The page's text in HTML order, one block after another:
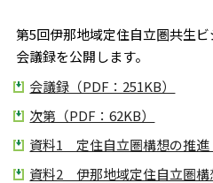
第5回伊那地域定住自立圏共生
会議録を公開します。
会議録（PDF：251KB）
次第（PDF：62KB）
資料1 定住自立圏構想の推進
資料2 伊那地域定住自立圏構